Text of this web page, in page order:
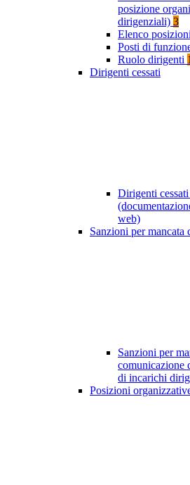
posizione
dirigenziali) 3
Elenco
Posti di
Ruolo dirigenti 1
Dirigenti cessati
Dirigenti
web)
Sanzioni per mancata
Sanzioni per
comunicazione
di incarichi
Posizioni